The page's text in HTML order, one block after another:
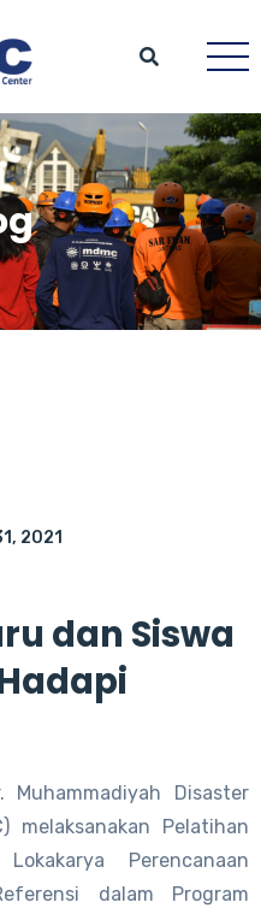
2021
dan Siswa
Muhammadiyah Disaster
melaksanakan Pelatihan
Perencanaan
dalam Program